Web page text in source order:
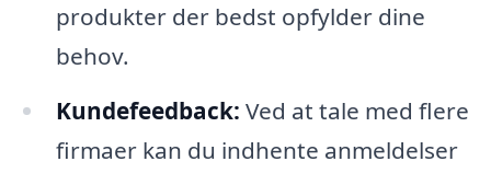
produkter der bedst opfylder dine
behov.
Kundefeedback: Ved at tale med flere
firmaer kan du indhente anmeldelser